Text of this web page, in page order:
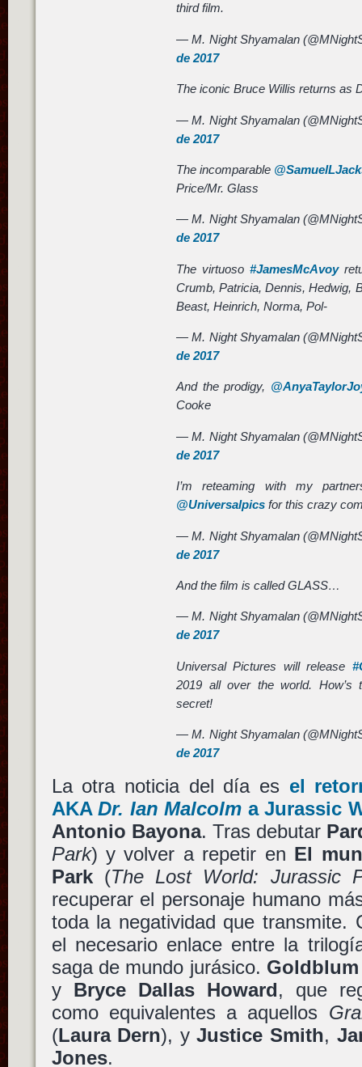
third film.
— M. Night Shyamalan
de 2017
The iconic Bruce Willis returns as
— M. Night Shyamalan
de 2017
The incomparable
Price/Mr. Glass
— M. Night Shyamalan
de 2017
The virtuoso#JamesMcAvoy
Crumb, Patricia, Dennis, Hedwig,
Beast, Heinrich, Norma, Pol-
— M. Night Shyamalan
de 2017
And the prodigy,
Cooke
— M. Night Shyamalan
de 2017
I’m reteaming with my
@Universalpics for this crazy
— M. Night Shyamalan
de 2017
And the film is called GLASS…
— M. Night Shyamalan
de 2017
Universal Pictures will release
2019 all over the world. How’s
secret!
— M. Night Shyamalan
de 2017
La otra noticia del día es el
AKADr. Ian Malcolm aJurassic
Antonio Bayona. Tras debutar
Park) y volver a repetir en El
Park(The Lost World: Jurassic
recuperar el personaje humano
toda la negatividad que transmite.
el necesario enlace entre la
saga de mundo jurásico. Goldblum
y Bryce Dallas Howard, que
como equivalentes a aquellos
(Laura Dern), yJustice Smith,
Jones.